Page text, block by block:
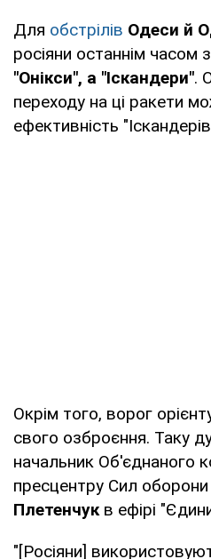
Для обстрілів Одеси й
росіяни останнім часом
"Онікси", а "Іскандери".
переходу на ці ракети
ефективність
Окрім того, ворог
свого озброєння. Таку
начальник Об'єднаного
пресцентру Сил
Плетенчукв ефірі
"[Росіяни]